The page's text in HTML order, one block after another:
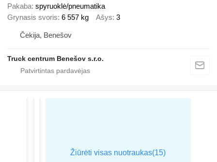
Pakaba spyruoklė/pneumatika
Grynasis svoris 6 557 kg Ašys 3
Čekija, Benešov
Truck centrum Benešov s.r.o.